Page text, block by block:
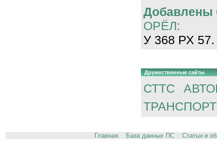
Добавлены
ОРЁЛ:
У 368 РХ 57.
Дружественные сайты
СТТС
ТРАНСПОРТ
Главная База данных ПС Статьи и